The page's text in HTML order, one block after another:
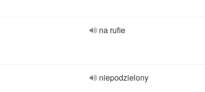
na rufie
niepodzielony